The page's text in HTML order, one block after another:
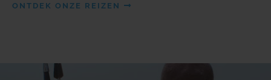
ONTDEK ONZE REIZEN